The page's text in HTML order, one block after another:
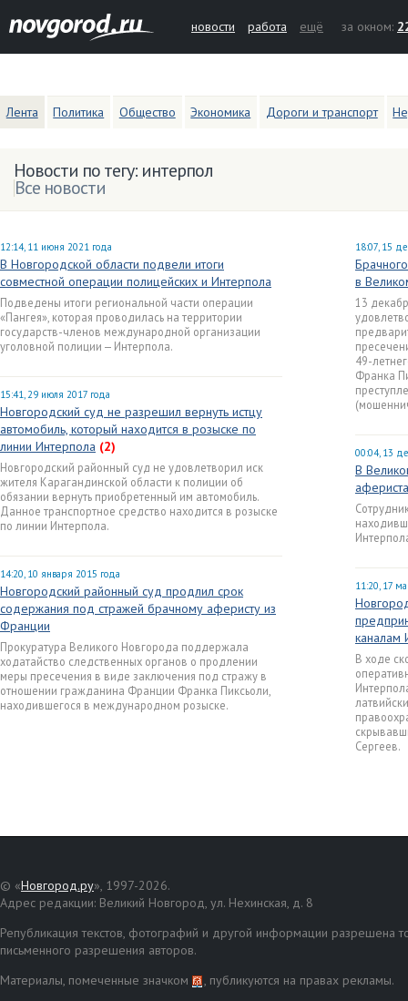
новости работа ещё за окном:
Лента Политика Общество Экономика Дороги и транспорт
Новости по тегу: интерпол
Все новости
12:14, 11 июня 2021 года
В Новгородской области подвели итоги
совместной операции полицейских и Интерпола
Подведены итоги региональной части операции
«Пангея», которая проводилась на территории
государств-членов международной организации
уголовной полиции — Интерпола.
15:41, 29 июля 2017 года
Новгородский суд не разрешил вернуть истцу
автомобиль, который находится в розыске по
линии Интерпола (2)
Новгородский районный суд не удовлетворил иск
жителя Карагандинской области к полиции об
обязании вернуть приобретенный им автомобиль.
Данное транспортное средство находится в розыске
по линии Интерпола.
14:20, 10 января 2015 года
Новгородский районный суд продлил срок
содержания под стражей брачному аферисту из
Франции
Прокуратура Великого Новгорода поддержала
ходатайство следственных органов о продлении
меры пресечения в виде заключения под стражу в
отношении гражданина Франции Франка Пиксьоли,
находившегося в международном розыске.
18:07, 15
в
13
49-
Франка
00:04, 13
В
11:20, 17
каналам
В ходе
Сергеев.
© «Новгород.ру», 1997-2026.
Адрес редакции: Великий Новгород, ул. Нехинская, д. 8
Републикация текстов, фотографий и другой информации разрешена
письменного разрешения авторов.
Материалы, помеченные значком
, публикуются на правах рекламы.